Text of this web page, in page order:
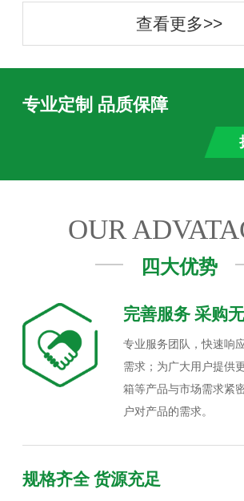
查看更多>>
专业定制 品质保障
OUR
四大优势
完善服务 采购
专业服务团队，快速响
需求；为广大用户提供
箱等产品与市场需求紧
户对产品的需求。
规格齐全 货源充足